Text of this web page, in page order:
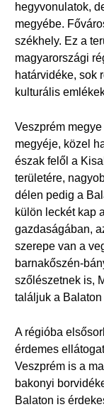
hegyvonulatok,
megyébe.
székhely. Ez a
magyarországi
határvidéke, sok
kulturális
Veszprém
megyéje, közel
észak felől a
területére,
délen pedig a
külön leckét kap
gazdaságában,
szerepe van a
barnakőszén-
szőlészetnek is,
találjuk a
A régióba
érdemes
Veszprém is a
bakonyi
Balaton is